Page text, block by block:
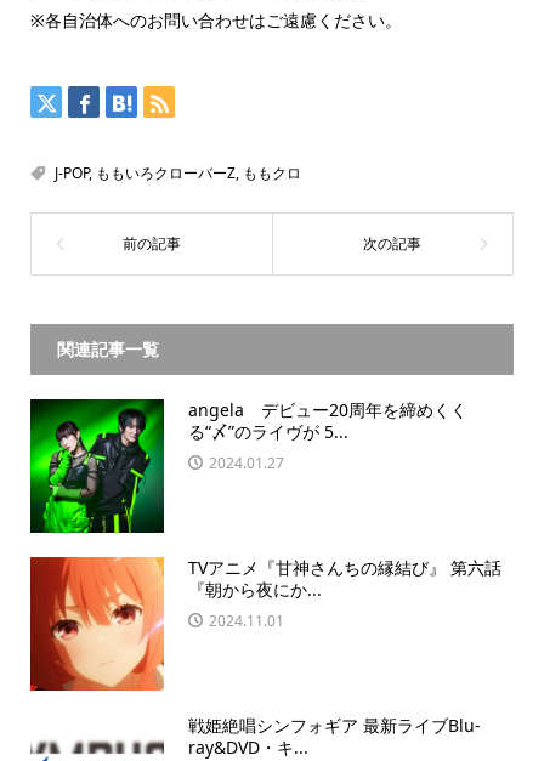
※各自治体へのお問い合わせはご遠慮ください。
J-POP, ももいろクローバーZ, ももクロ
関連記事一覧
angela デビュー20周年を締めくく
る“〆”のライヴが 5...
2024.01.27
TVアニメ『甘神さんちの縁結び』 第六話
『朝から夜にか...
2024.11.01
戦姫絶唱シンフォギア 最新ライブBlu-
ray&DVD・キ...